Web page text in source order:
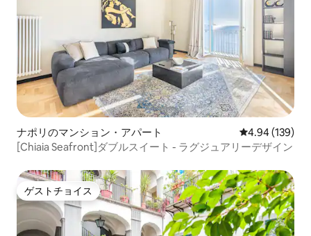
ナポリのマンション・アパート レビュー139
4.94 (139)
[Chiaia Seafront]ダブルスイート - ラグジュアリーデザイン
ゲストチョイス
ゲストチョイス